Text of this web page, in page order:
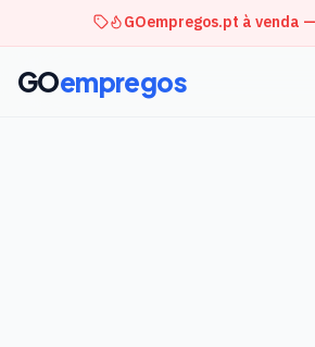
GOempregos.pt à venda
GOempregos